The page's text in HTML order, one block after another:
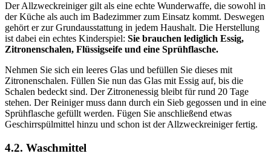
Der Allzweckreiniger gilt als eine echte Wunderwaffe, die sowohl in
der Küche als auch im Badezimmer zum Einsatz kommt. Deswegen
gehört er zur Grundausstattung in jedem Haushalt. Die Herstellung
ist dabei ein echtes Kinderspiel: Sie brauchen lediglich Essig,
Zitronenschalen, Flüssigseife und eine Sprühflasche.
Nehmen Sie sich ein leeres Glas und befüllen Sie dieses mit
Zitronenschalen. Füllen Sie nun das Glas mit Essig auf, bis die
Schalen bedeckt sind. Der Zitronenessig bleibt für rund 20 Tage
stehen. Der Reiniger muss dann durch ein Sieb gegossen und in eine
Sprühflasche gefüllt werden. Fügen Sie anschließend etwas
Geschirrspülmittel hinzu und schon ist der Allzweckreiniger fertig.
4.2. Waschmittel